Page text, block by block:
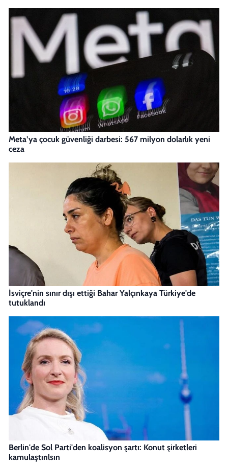
Meta’ya çocuk güvenliği darbesi: 567 milyon dolarlık yeni
ceza
İsviçre'nin sınır dışı ettiği Bahar Yalçınkaya Türkiye'de
tutuklandı
Berlin'de Sol Parti'den koalisyon şartı: Konut şirketleri
kamulaştırılsın